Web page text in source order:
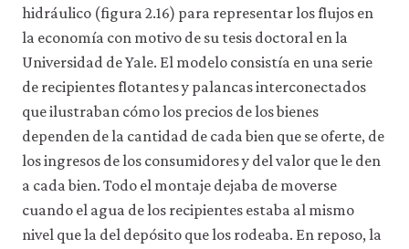
que
ayuden
a
mejorar
la
funcionalidad
facilidad
de
de
nuestro
hidráulico (figura 2.16) para representar los flujos en
la economía con motivo de su tesis doctoral en la
Universidad de Yale. El modelo consistía en una serie
de recipientes flotantes y palancas interconectados
que ilustraban cómo los precios de los bienes
dependen de la cantidad de cada bien que se oferte, de
los ingresos de los consumidores y del valor que le den
a cada bien. Todo el montaje dejaba de moverse
cuando el agua de los recipientes estaba al mismo
nivel que la del depósito que los rodeaba. En reposo, la